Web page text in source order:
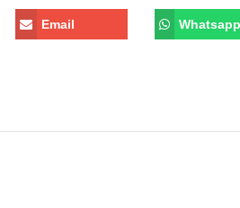
Email Whatsapp